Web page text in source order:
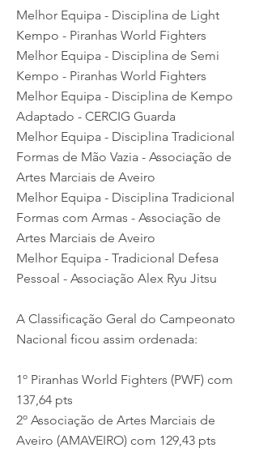
Melhor Equipa - Disciplina de Light
Kempo - Piranhas World Fighters
Melhor Equipa - Disciplina de Semi
Kempo - Piranhas World Fighters
Melhor Equipa - Disciplina de Kempo
Adaptado - CERCIG Guarda
Melhor Equipa - Disciplina Tradicional
Formas de Mão Vazia - Associação de
Artes Marciais de Aveiro
Melhor Equipa - Disciplina Tradicional
Formas com Armas - Associação de
Artes Marciais de Aveiro
Melhor Equipa - Tradicional Defesa
Pessoal - Associação Alex Ryu Jitsu
A Classificação Geral do Campeonato
Nacional ficou assim ordenada:
1º Piranhas World Fighters (PWF) com
137,64 pts
2º Associação de Artes Marciais de
Aveiro (AMAVEIRO) com 129,43 pts